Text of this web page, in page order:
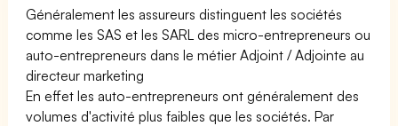
Généralement les assureurs distinguent les sociétés
comme les SAS et les SARL des micro-entrepreneurs ou
auto-entrepreneurs dans le métier Adjoint / Adjointe au
directeur marketing
En effet les auto-entrepreneurs ont généralement des
volumes d'activité plus faibles que les sociétés. Par